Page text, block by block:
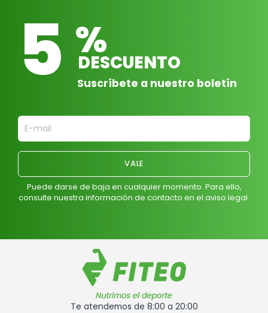
5 %
DESCUENTO
Suscríbete a nuestro boletín
Puede darse de baja en cualquier momento. Para ello,
consulte nuestra información de contacto en el aviso legal.
Te atendemos de 8:00 a 20:00